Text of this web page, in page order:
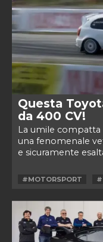
Questa
da 400 CV!
La umile compatta
una fenomenale
e sicuramente
#MOTORSPORT